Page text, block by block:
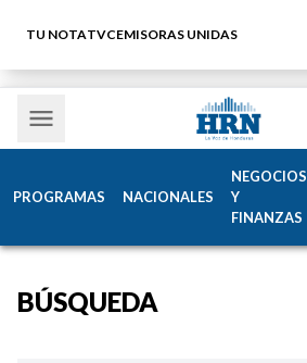
TU NOTATVCEMISORAS UNIDAS
PROGRAMAS NACIONALES
NEGOCIOS
Y
FINANZAS
BÚSQUEDA